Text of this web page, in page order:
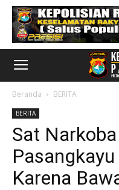
Beranda BERITA
BERITA
Sat
Karena